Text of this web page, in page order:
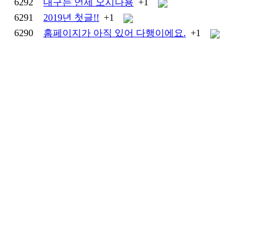
6292
대구는 언제 오시나용 +1
6291
2019년 첫글!! +1
6290
홈페이지가 아직 있어 다행이에요. +1